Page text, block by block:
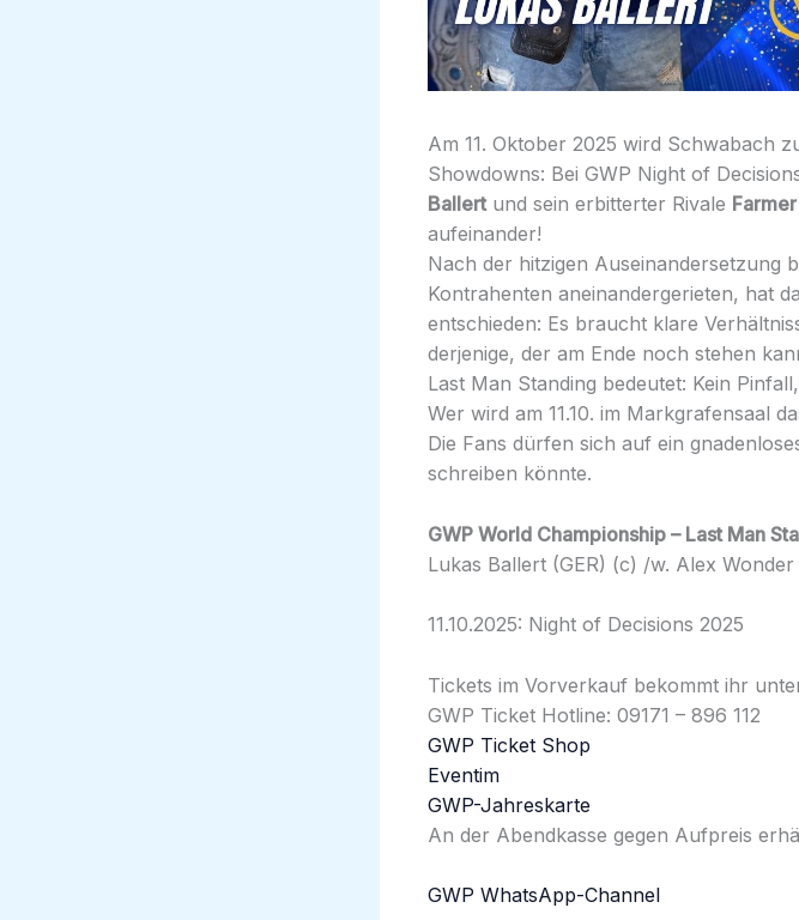
Am 11. Oktober 2025 wird Schwabach
Showdowns: Bei GWP Night of
Ballertund sein erbitterter Rivale
aufeinander!
Nach der hitzigen Auseinandersetzung
Kontrahenten aneinandergerieten, hat
entschieden: Es braucht klare
derjenige, der am Ende noch stehen
Last Man Standing bedeutet: Kein
Wer wird am 11.10. im Markgrafensaal
Die Fans dürfen sich auf ein
schreiben könnte.
GWP World Championship – Last Man
Lukas Ballert (GER) (c) /w. Alex
11.10.2025: Night of Decisions 2025
Tickets im Vorverkauf bekommt ihr
GWP Ticket Hotline: 09171 – 896 112
GWP Ticket Shop
Eventim
GWP-Jahreskarte
An der Abendkasse gegen Aufpreis
GWP WhatsApp-Channel